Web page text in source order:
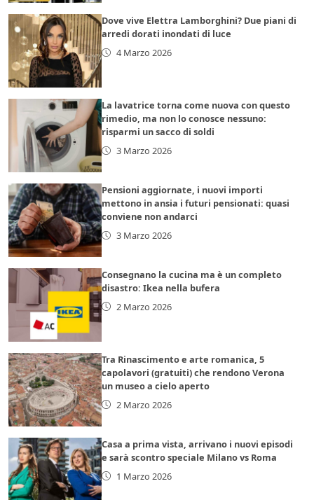
Dove vive Elettra Lamborghini? Due piani di
arredi dorati inondati di luce
4 Marzo 2026
La lavatrice torna come nuova con questo
rimedio, ma non lo conosce nessuno:
risparmi un sacco di soldi
3 Marzo 2026
Pensioni aggiornate, i nuovi importi
mettono in ansia i futuri pensionati: quasi
conviene non andarci
3 Marzo 2026
Consegnano la cucina ma è un completo
disastro: Ikea nella bufera
2 Marzo 2026
Tra Rinascimento e arte romanica, 5
capolavori (gratuiti) che rendono Verona
un museo a cielo aperto
2 Marzo 2026
Casa a prima vista, arrivano i nuovi episodi
e sarà scontro speciale Milano vs Roma
1 Marzo 2026